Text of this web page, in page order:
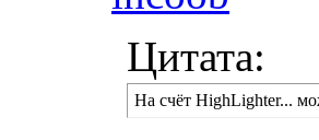
Цитата:
На счёт HighLighter...